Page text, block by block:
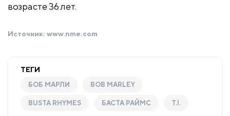
возрасте 36 лет.
Источник: www.nme.com
ТЕГИ
БОБ МАРЛИ BOB MARLEY
BUSTA RHYMES БАСТА РАЙМС T.I.